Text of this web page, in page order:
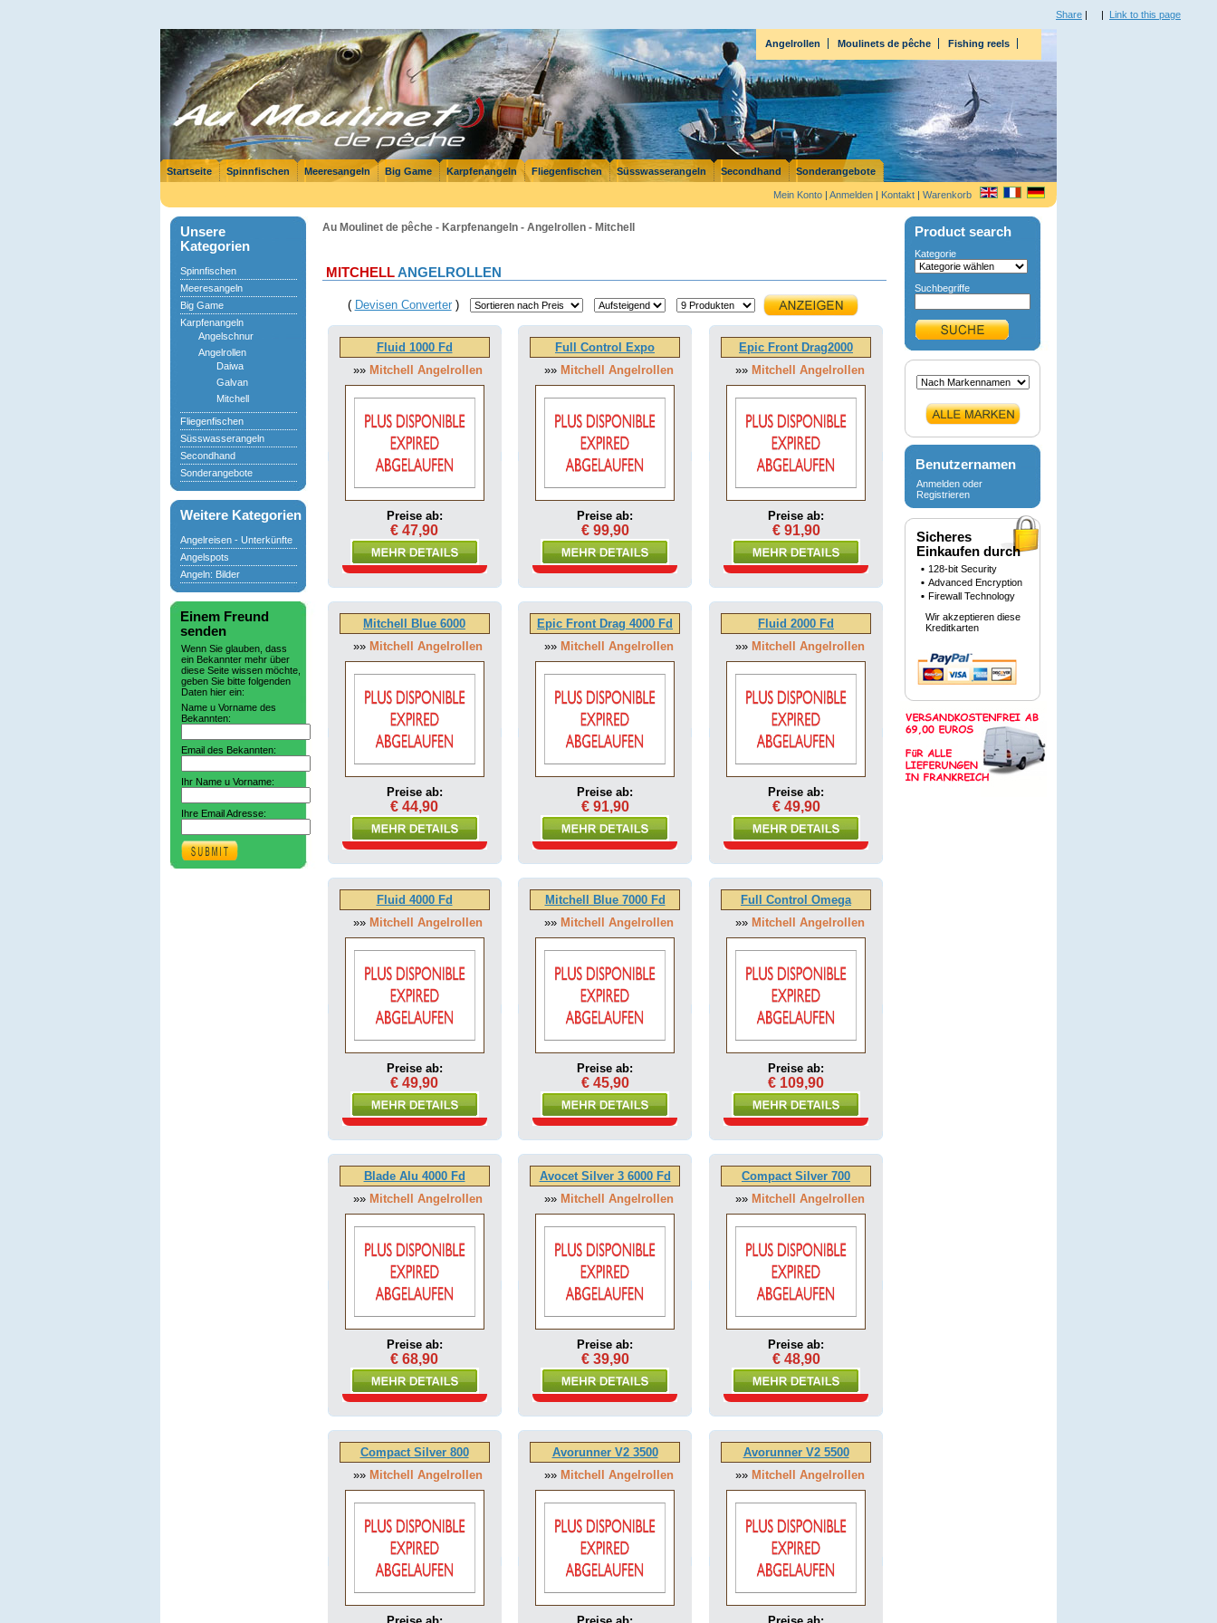
Share | | Link to this page
Angelrollen Moulinets de pêche Fishing reels
Startseite Spinnfischen Meeresangeln Big Game Karpfenangeln Fliegenfischen Süsswasserangeln Secondhand Sonderangebote
Mein Konto | Anmelden | Kontakt | Warenkorb
Unsere
Kategorien
Spinnfischen
Meeresangeln
Big Game
Karpfenangeln
Angelschnur
Angelrollen
Daiwa
Galvan
Mitchell
Fliegenfischen
Süsswasserangeln
Secondhand
Sonderangebote
Weitere Kategorien
Angelreisen - Unterkünfte
Angelspots
Angeln: Bilder
Einem Freund
senden
Wenn Sie glauben, dass
ein Bekannter mehr über
diese Seite wissen möchte,
geben Sie bitte folgenden
Daten hier ein:
Name u Vorname des
Bekannten:
Email des Bekannten:
Ihr Name u Vorname:
Ihre Email Adresse:
Product search
Kategorie
Suchbegriffe
Benutzernamen
Anmelden oder
Registrieren
Sicheres
Einkaufen durch
128-bit Security
Advanced Encryption
Firewall Technology
Wir akzeptieren diese
Kreditkarten
Au Moulinet de pêche - Karpfenangeln - Angelrollen - Mitchell
MITCHELLANGELROLLEN
( Devisen Converter)
Fluid 1000 Fd
»» Mitchell Angelrollen
Preise ab:
€ 47,90
Full Control Expo
»» Mitchell Angelrollen
Preise ab:
€ 99,90
Epic Front Drag2000
»» Mitchell Angelrollen
Preise ab:
€ 91,90
Mitchell Blue 6000
»» Mitchell Angelrollen
Preise ab:
€ 44,90
Epic Front Drag 4000 Fd
»» Mitchell Angelrollen
Preise ab:
€ 91,90
Fluid 2000 Fd
»» Mitchell Angelrollen
Preise ab:
€ 49,90
Fluid 4000 Fd
»» Mitchell Angelrollen
Preise ab:
€ 49,90
Mitchell Blue 7000 Fd
»» Mitchell Angelrollen
Preise ab:
€ 45,90
Full Control Omega
»» Mitchell Angelrollen
Preise ab:
€ 109,90
Blade Alu 4000 Fd
»» Mitchell Angelrollen
Preise ab:
€ 68,90
Avocet Silver 3 6000 Fd
»» Mitchell Angelrollen
Preise ab:
€ 39,90
Compact Silver 700
»» Mitchell Angelrollen
Preise ab:
€ 48,90
Compact Silver 800
»» Mitchell Angelrollen
Avorunner V2 3500
»» Mitchell Angelrollen
Avorunner V2 5500
»» Mitchell Angelrollen